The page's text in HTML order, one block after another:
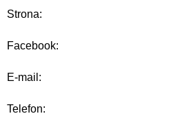
Strona:
Facebook:
E-mail:
Telefon: